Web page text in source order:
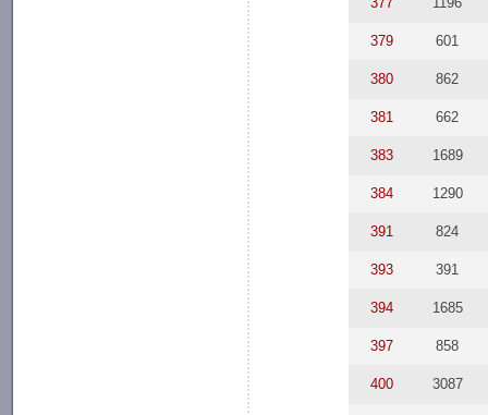
379 601
380 862
381 662
383 1689
384 1290
391 824
393 391
394 1685
397 858
400 3087